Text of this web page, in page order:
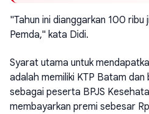
"Tahun ini dianggarkan 100 ribu
Pemda," kata Didi.
Syarat utama untuk
adalah memiliki KTP Batam
sebagai peserta BPJS
membayarkan premi sebesar